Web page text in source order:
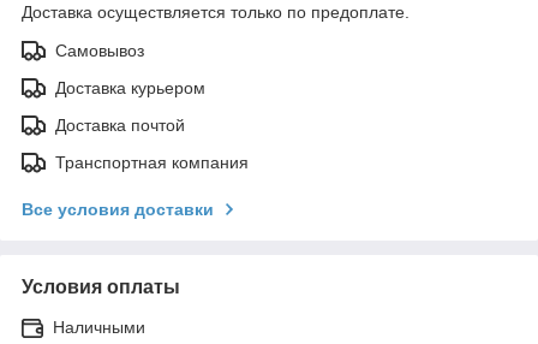
Доставка осуществляется только по предоплате.
Самовывоз
Доставка курьером
Доставка почтой
Транспортная компания
Все условия доставки
Условия оплаты
Наличными